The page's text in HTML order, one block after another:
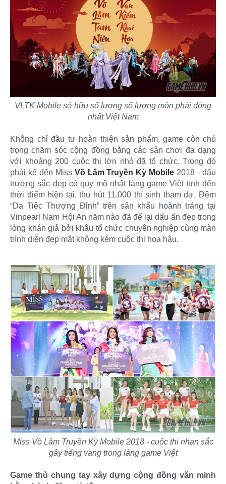
VLTK Mobile sở hữu số lượng số lượng môn phái đông
nhất Việt Nam
Không chỉ đầu tư hoàn thiện sản phẩm, game còn chú
trọng chăm sóc cộng đồng bằng các sân chơi đa dạng
với khoảng 200 cuộc thi lớn nhỏ đã tổ chức. Trong đó
phải kể đến Miss Võ Lâm Truyền Kỳ Mobile 2018 - đấu
trường sắc đẹp có quy mô nhất làng game Việt tính đến
thời điểm hiện tại, thu hút 11.000 thí sinh tham dự. Đêm
“Dạ Tiệc Thượng Đỉnh” trên sân khấu hoành tráng tại
Vinpearl Nam Hội An năm nào đã để lại dấu ấn đẹp trong
lòng khán giả bởi khâu tổ chức chuyên nghiệp cùng màn
trình diễn đẹp mắt không kém cuộc thi hoa hậu.
Miss Võ Lâm Truyền Kỳ Mobile 2018 - cuộc thi nhan sắc
gây tiếng vang trong làng game Việt
Game thủ chung tay xây dựng cộng đồng văn minh